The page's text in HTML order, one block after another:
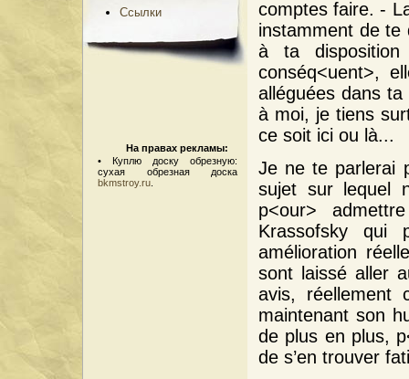
Сcылки
На правах рекламы:
•
Куплю доску обрезную:
сухая обрезная доска
bkmstroy.ru
comptes faire. -
instamment de te
à ta
conséq<uent>,
alléguées dans
à moi, je tiens
ce soit ici ou là...
Je ne te parlerai
sujet sur lequel
p<our>
Krassofsky qui
amélioration
sont laissé aller
avis, réellement
maintenant son
de plus en plus,
de s’en trouver